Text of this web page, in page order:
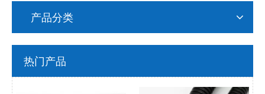
产品分类
热门产品